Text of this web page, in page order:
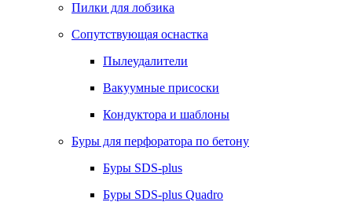
Пилки для лобзика
Сопутствующая оснастка
Пылеудалители
Вакуумные присоски
Кондуктора и шаблоны
Буры для перфоратора по бетону
Буры SDS-plus
Буры SDS-plus Quadro